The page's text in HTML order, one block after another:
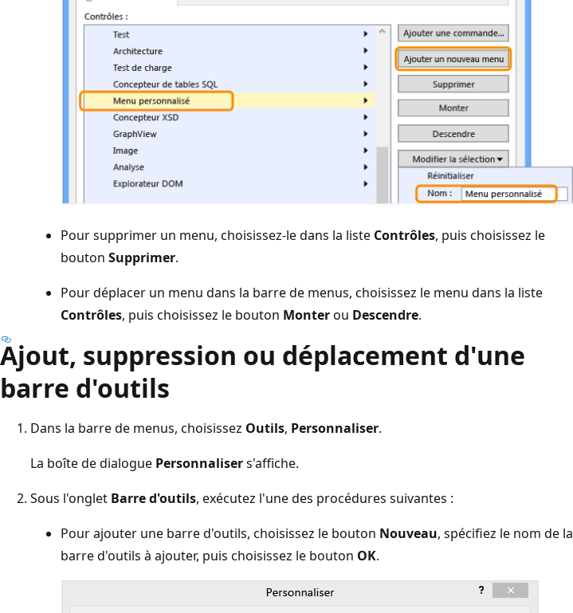
Pour supprimer un menu, choisissez-le dans la liste Contrôles, puis choisissez le
bouton Supprimer.
Pour déplacer un menu dans la barre de menus, choisissez le menu dans la liste
Contrôles, puis choisissez le bouton Monterou Descendre.
Ajout, suppression ou déplacement d'une
barre d'outils
Dans la barre de menus, choisissez Outils, Personnaliser.
La boîte de dialogue Personnalisers'affiche.
Sous l'onglet Barre d'outils, exécutez l'une des procédures suivantes :
Pour ajouter une barre d'outils, choisissez le bouton Nouveau, spécifiez le nom de la
barre d'outils à ajouter, puis choisissez le bouton OK.